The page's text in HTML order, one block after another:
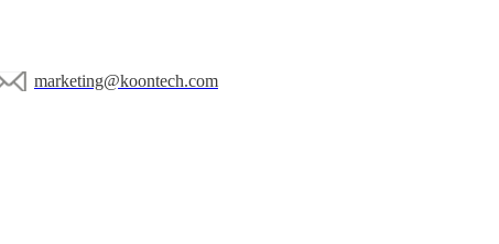
marketing@koontech.com